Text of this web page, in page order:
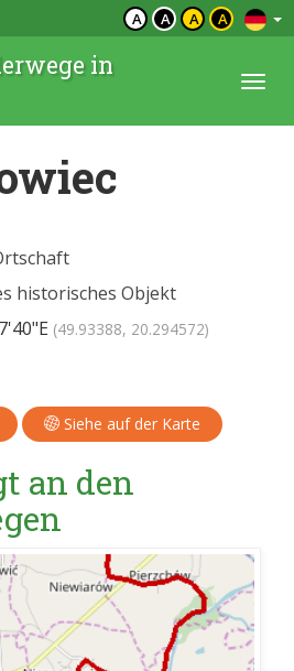
A A A A
in
historisches Objekt
(49.93388, 20.294572)
Siehe auf der Karte
an den